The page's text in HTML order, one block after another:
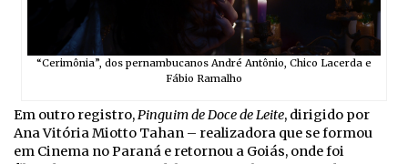
“Cerimônia”, dos pernambucanos André Antônio, Chico Lacerda e
Fábio Ramalho
Em outro registro,Pinguim de Doce de Leite, dirigido por
Ana Vitória Miotto Tahan – realizadora que se formou
em Cinema no Paraná e retornou a Goiás, onde foi